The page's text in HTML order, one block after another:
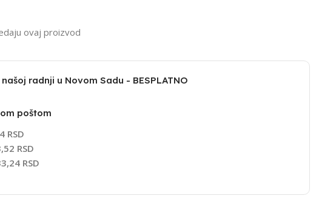
ovaj proizvod
radnji u Novom Sadu - BESPLATNO
poštom
RSD
RSD
RSD